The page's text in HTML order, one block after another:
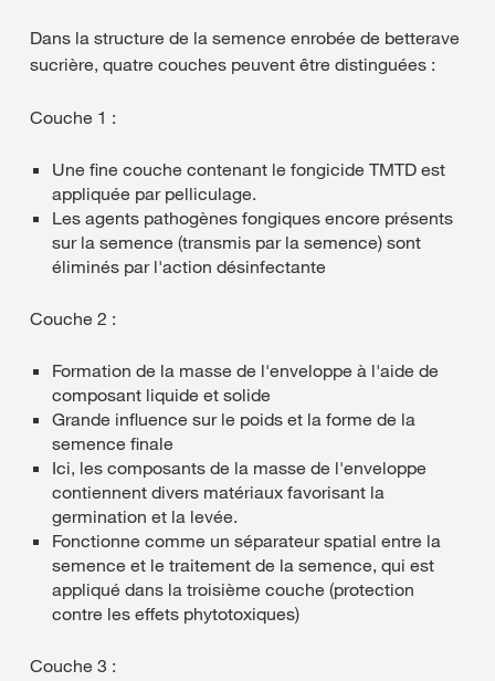
Dans la structure de la semence enrobée de betterave
sucrière, quatre couches peuvent être distinguées :
Couche 1 :
Une fine couche contenant le fongicide TMTD est
appliquée par pelliculage.
Les agents pathogènes fongiques encore présents
sur la semence (transmis par la semence) sont
éliminés par l'action désinfectante
Couche 2 :
Formation de la masse de l'enveloppe à l'aide de
composant liquide et solide
Grande influence sur le poids et la forme de la
semence finale
Ici, les composants de la masse de l'enveloppe
contiennent divers matériaux favorisant la
germination et la levée.
Fonctionne comme un séparateur spatial entre la
semence et le traitement de la semence, qui est
appliqué dans la troisième couche (protection
contre les effets phytotoxiques)
Couche 3 :